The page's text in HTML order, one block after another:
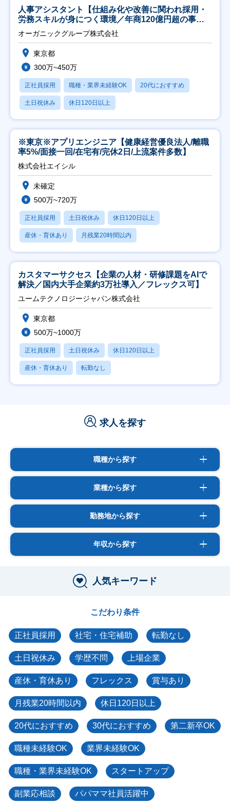
人事アシスタント【仕組み化や改善に関われ採用・
労務スキルが身につく環境／年商120億円超の事業
会社】
オーガニックグループ株式会社
東京都
300万~450万
正社員採用 職種・業界未経験OK 20代におすすめ
土日祝休み 休日120日以上
※東京※アプリエンジニア【健康経営優良法人/離職
率5%/面接一回/在宅有/完休2日/上流案件多数】
株式会社エイシル
未確定
500万~720万
正社員採用 土日祝休み 休日120日以上
産休・育休あり 月残業20時間以内
カスタマーサクセス【企業の人材・研修課題をAIで
解決／国内大手企業約3万社導入／フレックス可】
ユームテクノロジージャパン株式会社
東京都
500万~1000万
正社員採用 土日祝休み 休日120日以上
産休・育休あり 転勤なし
求人を探す
職種から探す
業種から探す
勤務地から探す
年収から探す
人気キーワード
こだわり条件
正社員採用 社宅・住宅補助 転勤なし
土日祝休み 学歴不問 上場企業
産休・育休あり フレックス 賞与あり
月残業20時間以内 休日120日以上
20代におすすめ 30代におすすめ 第二新卒OK
職種未経験OK 業界未経験OK
職種・業界未経験OK スタートアップ
副業応相談 パパママ社員活躍中